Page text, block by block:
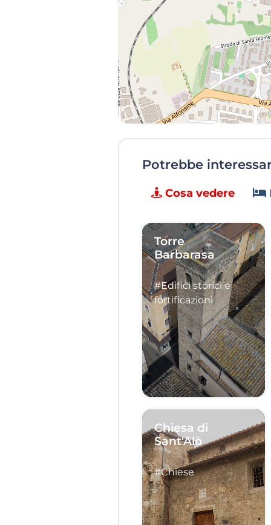
Potrebbe
Cosa vedere
Torre
Barbarasa
#Edifici storici e
fortificazioni
Chiesa di
Sant'Alò
#Chiese